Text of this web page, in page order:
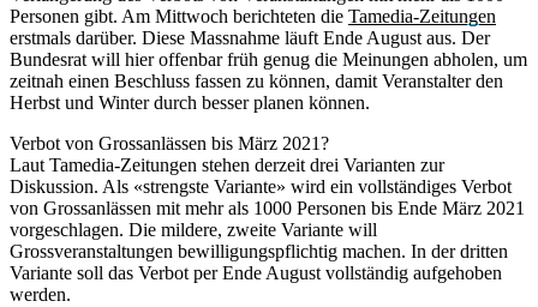
Personen gibt. Am Mittwoch berichteten die Tamedia-Zeitungen
erstmals darüber. Diese Massnahme läuft Ende August aus. Der
Bundesrat will hier offenbar früh genug die Meinungen abholen, um
zeitnah einen Beschluss fassen zu können, damit Veranstalter den
Herbst und Winter durch besser planen können.
Verbot von Grossanlässen bis März 2021?
Laut Tamedia-Zeitungen stehen derzeit drei Varianten zur
Diskussion. Als «strengste Variante» wird ein vollständiges Verbot
von Grossanlässen mit mehr als 1000 Personen bis Ende März 2021
vorgeschlagen. Die mildere, zweite Variante will
Grossveranstaltungen bewilligungspflichtig machen. In der dritten
Variante soll das Verbot per Ende August vollständig aufgehoben
werden.